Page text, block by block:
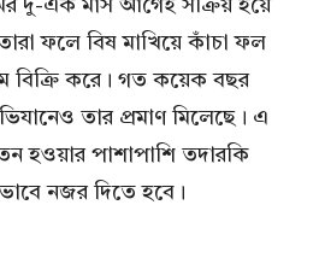
দু-এক মাস আগেই সক্রিয় হয়ে
ফলে বিষ মাখিয়ে কাঁচা ফল
বিক্রি করে। গত কয়েক বছর
তার প্রমাণ মিলেছে। এ
হওয়ার পাশাপাশি তদারকি
নজর দিতে হবে।